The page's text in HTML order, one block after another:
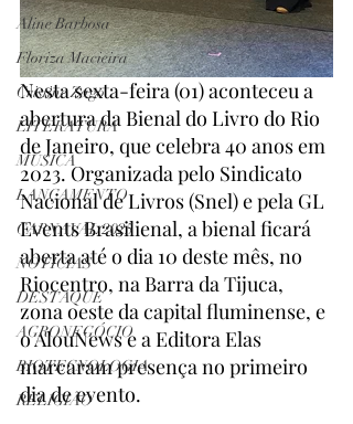
Aline Barbosa
Floriza Macieira
Cristine Zago
LITERATURA
MÚSICA
LANÇAMENTO
CARNAVAL 2025
NOTÍCIAS
DESTAQUE
AGRONEGÓCIO
BIOTECNOLOGIA
RELIGIÃO
Nesta sexta-feira (01) aconteceu a
abertura da Bienal do Livro do Rio
de Janeiro, que celebra 40 anos em
2023. Organizada pelo Sindicato
Nacional de Livros (Snel) e pela GL
Events Brasilienal, a bienal ficará
aberta até o dia 10 deste mês, no
Riocentro, na Barra da Tijuca,
zona oeste da capital fluminense, e
o AlouNews e a Editora Elas
marcaram presença no primeiro
dia de evento.